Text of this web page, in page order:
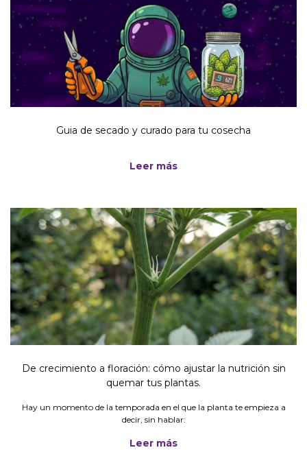
Guia de secado y curado para tu cosecha
Leer más
De crecimiento a floración: cómo ajustar la nutrición sin
quemar tus plantas.
Hay un momento de la temporada en el que la planta te empieza a
decir, sin hablar:
Leer más